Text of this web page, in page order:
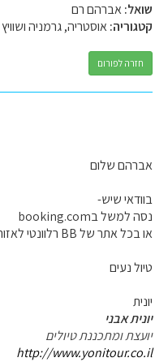
שואל:אברהם רם
קטגוריה:אוסטריה, גרמניה ושוויץ
חזרה לפורום
אברהם שלום
בוודאי שיש-
נסה למשל בbooking.com
או בכל אתר של BB רלוונטי לאזור /חבל/אזור הלינה המבוקש.
טיול נעים
יונית
יונית אבני
יועצת ומתכננת טיולים
http://www.yonitour.co.il